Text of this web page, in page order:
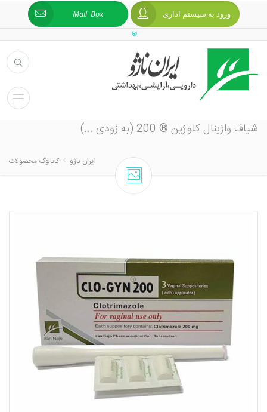
Mail Box ورود به سیستم اداری
شیاف واژینال کلوژین ® 200 (به زودی ...)
ایران ناژو کاتالوگ محصولات